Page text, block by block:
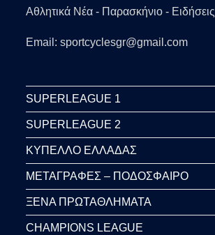
Αθλητικά Νέα - Παρασκήνιο - Ειδήσεις
Email: sportcyclesgr@gmail.com
SUPERLEAGUE 1
SUPERLEAGUE 2
ΚΥΠΕΛΛΟ ΕΛΛΑΔΑΣ
ΜΕΤΑΓΡΑΦΕΣ – ΠΟΔΟΣΦΑΙΡΟ
ΞΕΝΑ ΠΡΩΤΑΘΛΗΜΑΤΑ
CHAMPIONS LEAGUE